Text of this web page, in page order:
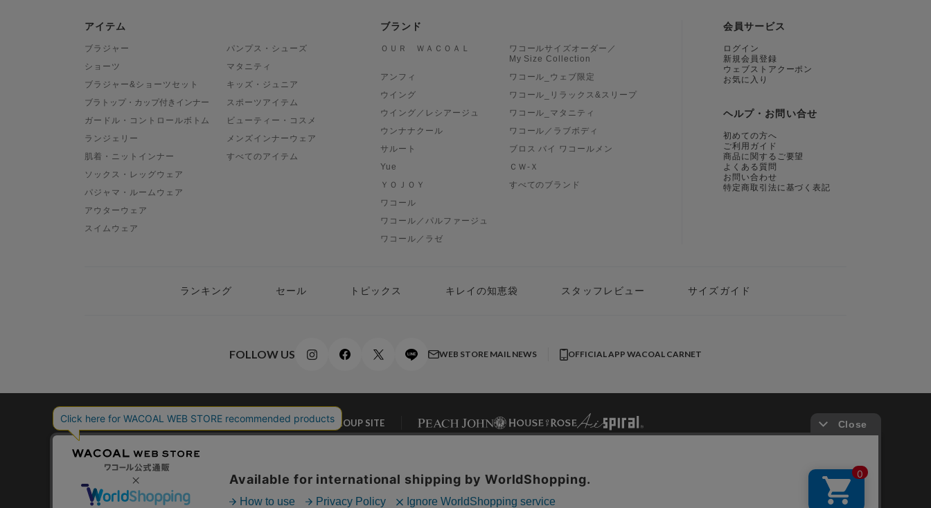
アイテム
ブラジャー
ショーツ
ブラジャー&ショーツセット
ブラトップ・カップ付きインナー
ガードル・コントロールボトム
ランジェリー
肌着・ニットインナー
ソックス・レッグウェア
パジャマ・ルームウェア
アウターウェア
スイムウェア
パンプス・シューズ
マタニティ
キッズ・ジュニア
スポーツアイテム
ビューティー・コスメ
メンズインナーウェア
すべてのアイテム
ブランド
ＯＵＲ ＷＡＣＯＡＬ
アンフィ
ウイング
ウイング／レシアージュ
ウンナナクール
サルート
Yue
ＹＯＪＯＹ
ワコール
ワコール／パルファージュ
ワコール／ラゼ
ワコールサイズオーダー／
My Size Collection
ワコール_ウェブ限定
ワコール_リラックス&スリープ
ワコール_マタニティ
ワコール／ラブボディ
ブロス バイ ワコールメン
ＣＷ-Ｘ
すべてのブランド
会員サービス
ログイン
新規会員登録
ウェブストアクーポン
お気に入り
ヘルプ・お問い合せ
初めての方へ
ご利用ガイド
商品に関するご要望
よくある質問
お問い合わせ
特定商取引法に基づく表記
ランキング セール トピックス キレイの知恵袋 スタッフレビュー サイズガイド
FOLLOW US WEB STORE MAIL NEWS OFFICIAL APP WACOAL CARNET
WACOAL GROUP SITE